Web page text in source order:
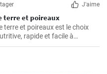
J'aime
terre et poireaux
terre et poireaux est le choix
rapide et facile à
de légumes sains.